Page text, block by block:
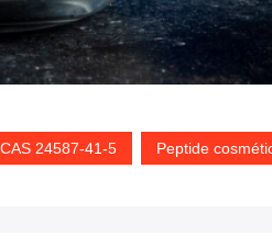
24587-41-5 Peptide